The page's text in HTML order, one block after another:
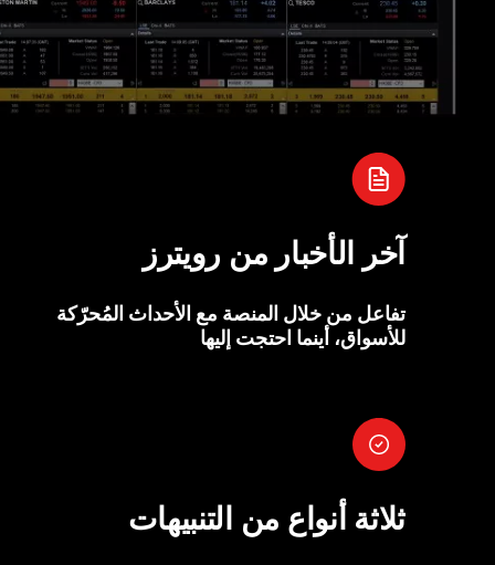
آخر الأخبار من رويترز
تفاعل من خلال المنصة مع الأحداث المُحرّكة
للأسواق، أينما احتجت إليها
ثلاثة أنواع من التنبيهات